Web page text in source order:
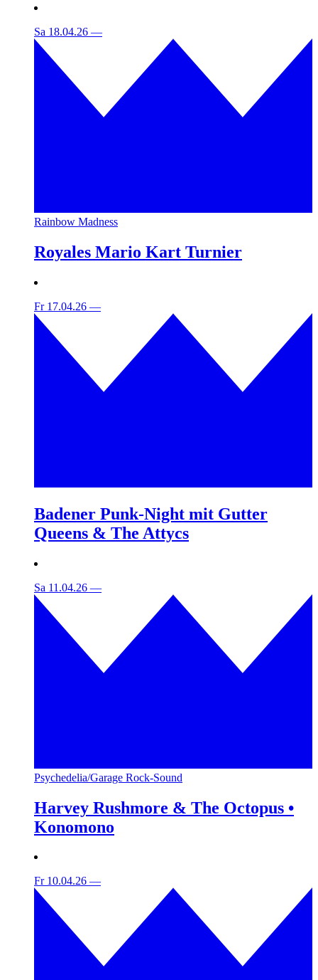
Sa 18.04.26 —
Rainbow Madness
Royales Mario Kart Turnier
Fr 17.04.26 —
Badener Punk-Night mit Gutter
Queens & The Attycs
Sa 11.04.26 —
Psychedelia/Garage Rock-Sound
Harvey Rushmore & The Octopus •
Konomono
Fr 10.04.26 —